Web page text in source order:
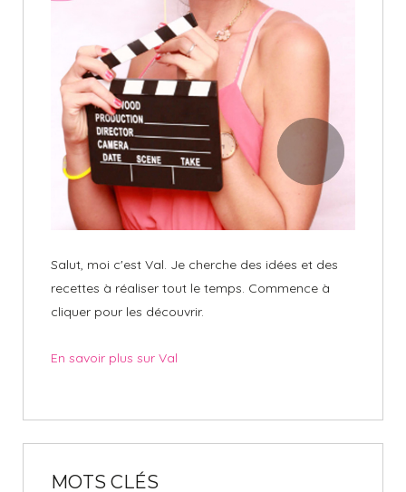
Salut, moi c'est Val. Je cherche des idées et des
recettes à réaliser tout le temps. Commence à
cliquer pour les découvrir.
En savoir plus sur Val
MOTS CLÉS